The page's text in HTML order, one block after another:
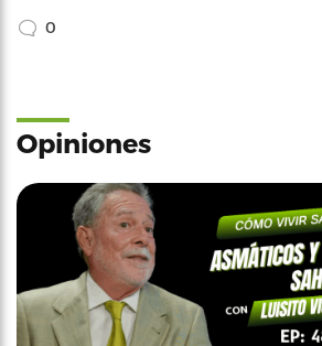
0
Opiniones